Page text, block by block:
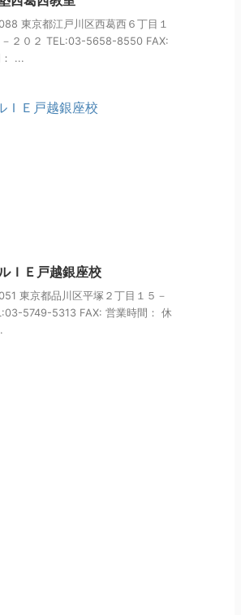
東京都江戸川区西葛西６丁目１
－２０２ TEL:03-5658-8550 FAX:
...
ＩＥ戸越銀座校
東京都品川区平塚２丁目１５－
5749-5313 FAX: 営業時間： 休